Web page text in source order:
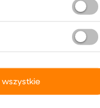
Lamborghini